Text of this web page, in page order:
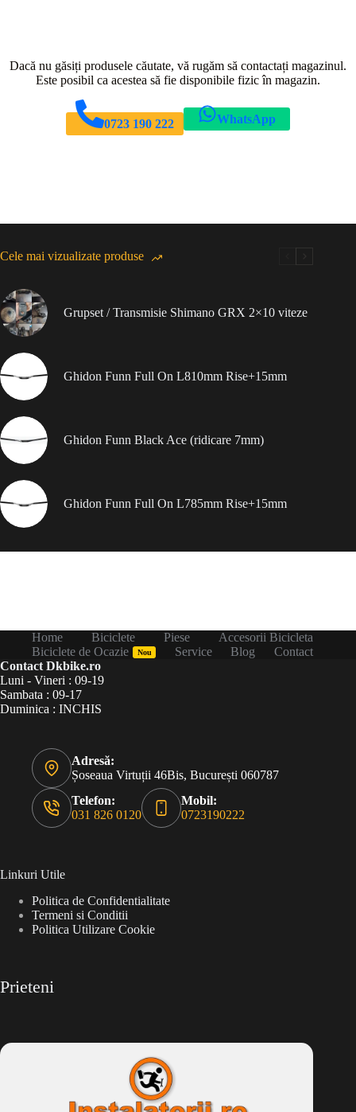
Dacă nu găsiți produsele căutate, vă rugăm să contactați magazinul.
Este posibil ca acestea să fie disponibile fizic în magazin.
0723 190 222 WhatsApp
Cele mai vizualizate produse
Grupset / Transmisie Shimano GRX 2×10 viteze
Ghidon Funn Full On L810mm Rise+15mm
Ghidon Funn Black Ace (ridicare 7mm)
Ghidon Funn Full On L785mm Rise+15mm
Home Biciclete Piese
Accesorii Bicicleta
Biciclete de Ocazie
Nou Service Blog
Contact
Contact Dkbike.ro
Luni - Vineri : 09-19
Sambata : 09-17
Duminica : INCHIS
Adresă:
Șoseaua Virtuții 46Bis, București 060787
Telefon:
031 826 0120
Mobil:
0723190222
Linkuri Utile
Politica de Confidentialitate
Termeni si Conditii
Politica Utilizare Cookie
Prieteni